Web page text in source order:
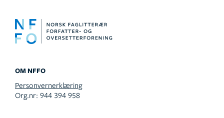
OM NFFO
Personvernerklæring
Org.nr: 944 394 958